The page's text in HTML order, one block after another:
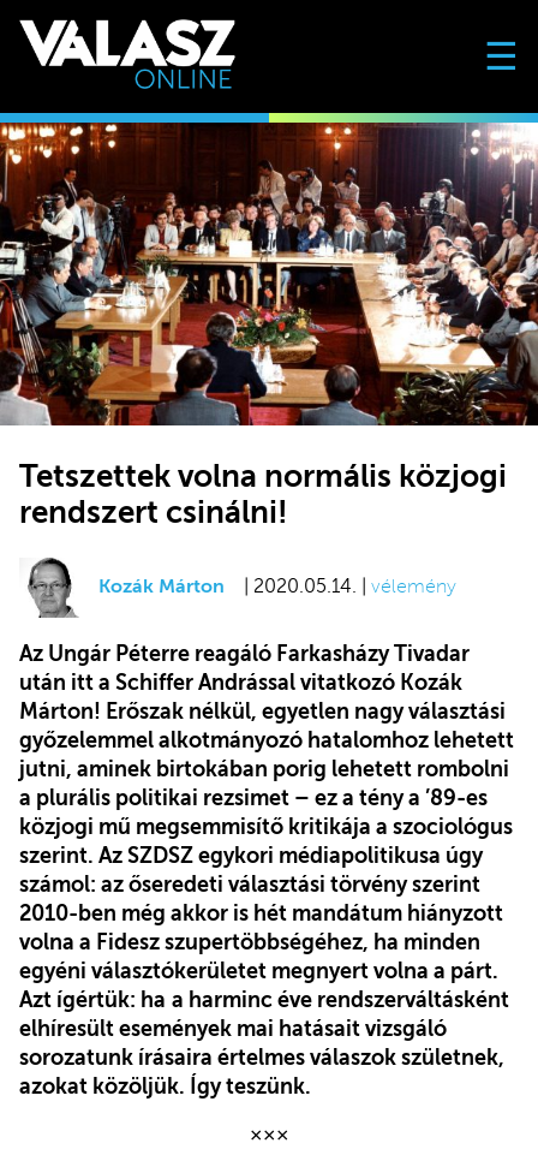
☰
Tetszettek volna normális közjogi
rendszert csinálni!
Kozák Márton | 2020.05.14. | vélemény
Az Ungár Péterre reagáló Farkasházy Tivadar
után itt a Schiffer Andrással vitatkozó Kozák
Márton! Erőszak nélkül, egyetlen nagy választási
győzelemmel alkotmányozó hatalomhoz lehetett
jutni, aminek birtokában porig lehetett rombolni
a plurális politikai rezsimet – ez a tény a ’89-es
közjogi mű megsemmisítő kritikája a szociológus
szerint. Az SZDSZ egykori médiapolitikusa úgy
számol: az őseredeti választási törvény szerint
2010-ben még akkor is hét mandátum hiányzott
volna a Fidesz szupertöbbségéhez, ha minden
egyéni választókerületet megnyert volna a párt.
Azt ígértük: ha a harminc éve rendszerváltásként
elhíresült események mai hatásait vizsgáló
sorozatunk írásaira értelmes válaszok születnek,
azokat közöljük. Így teszünk.
×××